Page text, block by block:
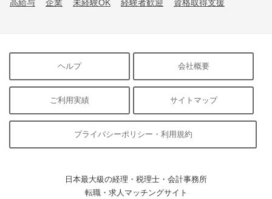
高給与 企業 未経験OK 経験者歓迎 資格取得支援
ヘルプ 会社概要
ご利用実績 サイトマップ
プライバシーポリシー・利用規約
日本最大級の経理・税理士・会計事務所
転職・求人マッチングサイト